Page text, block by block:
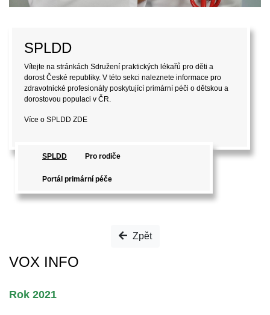
SPLDD
Vítejte na stránkách Sdružení praktických lékařů pro děti a
dorost České republiky. V této sekci naleznete informace pro
zdravotnické profesionály poskytující primární péči o dětskou a
dorostovou populaci v ČR.
Více o SPLDD ZDE
SPLDD Pro rodiče
Portál primární péče
Zpět
VOX INFO
Rok 2021